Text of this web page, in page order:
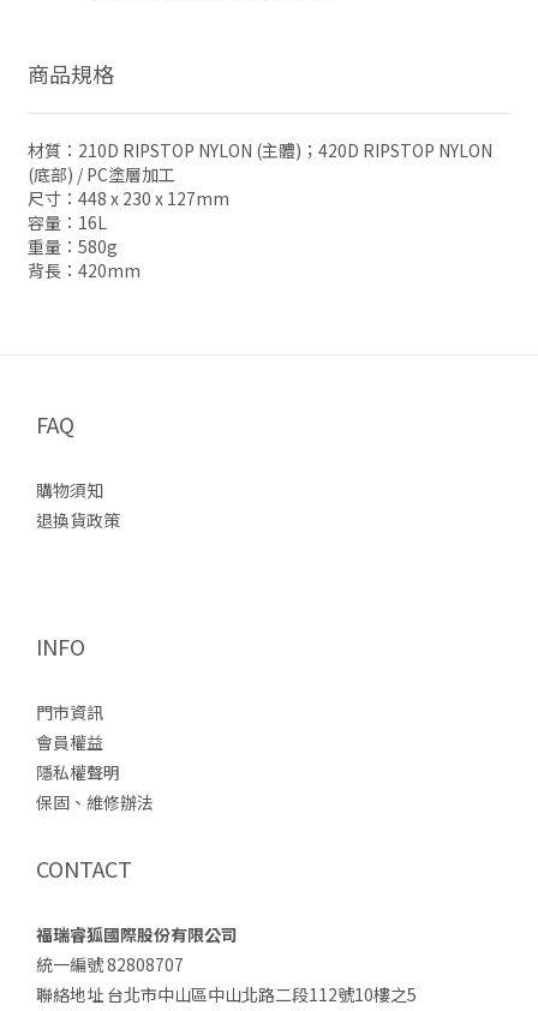
商品規格
材質：210D RIPSTOP NYLON (主體)；420D RIPSTOP NYLON
(底部) / PC塗層加工
尺寸：448 x 230 x 127mm
容量：16L
重量：580g
背長：420mm
FAQ
購物須知
退換貨政策
INFO
門市資訊
會員權益
隱私權聲明
保固、維修辦法
CONTACT
福瑞睿狐國際股份有限公司
統一編號 82808707
聯絡地址 台北市中山區中山北路二段112號10樓之5